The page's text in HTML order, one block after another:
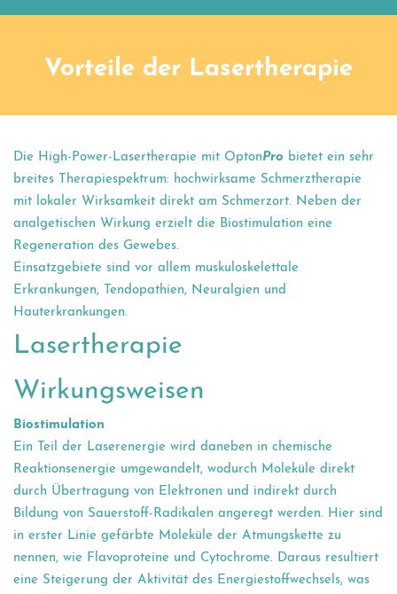
Vorteile der Lasertherapie
Die High-Power-Lasertherapie mit OptonPro bietet ein sehr
breites Therapiespektrum: hochwirksame Schmerztherapie
mit lokaler Wirksamkeit direkt am Schmerzort. Neben der
analgetischen Wirkung erzielt die Biostimulation eine
Regeneration des Gewebes.
Einsatzgebiete sind vor allem muskuloskelettale
Erkrankungen, Tendopathien, Neuralgien und
Hauterkrankungen.
Lasertherapie
Wirkungsweisen
Biostimulation
Ein Teil der Laserenergie wird daneben in chemische
Reaktionsenergie umgewandelt, wodurch Moleküle direkt
durch Übertragung von Elektronen und indirekt durch
Bildung von Sauerstoff-Radikalen angeregt werden. Hier sind
in erster Linie gefärbte Moleküle der Atmungskette zu
nennen, wie Flavoproteine und Cytochrome. Daraus resultiert
eine Steigerung der Aktivität des Energiestoffwechsels, was